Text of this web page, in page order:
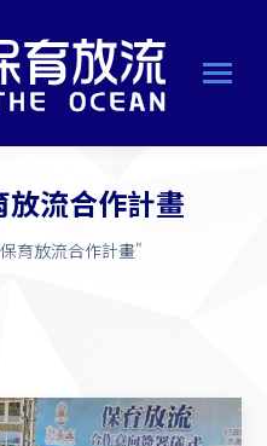
放流合作計畫
育放流合作計畫"